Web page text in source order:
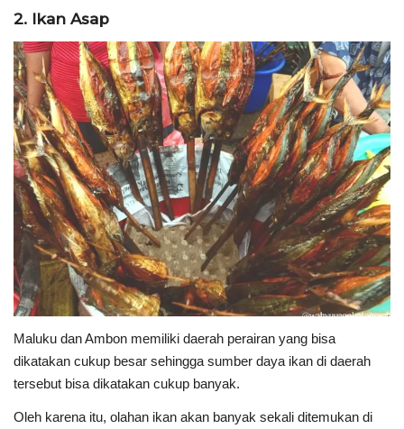
2. Ikan Asap
Maluku dan Ambon memiliki daerah perairan yang bisa
dikatakan cukup besar sehingga sumber daya ikan di daerah
tersebut bisa dikatakan cukup banyak.
Oleh karena itu, olahan ikan akan banyak sekali ditemukan di